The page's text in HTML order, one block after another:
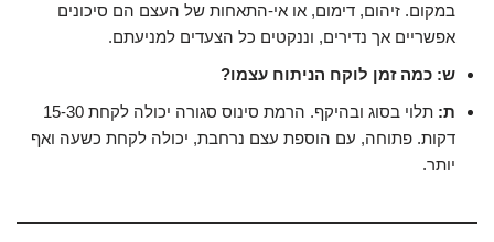
במקום. זיהום, דימום, או אי-התאחות של העצם הם סיכונים
אפשריים אך נדירים, וננקטים כל הצעדים למניעתם.
ש: כמה זמן לוקח הניתוח עצמו?
ת:
תלוי בסוג ובהיקף. הרמת סינוס סגורה יכולה לקחת 15-30
דקות. פתוחה, עם הוספת עצם נרחבת, יכולה לקחת כשעה ואף
יותר.